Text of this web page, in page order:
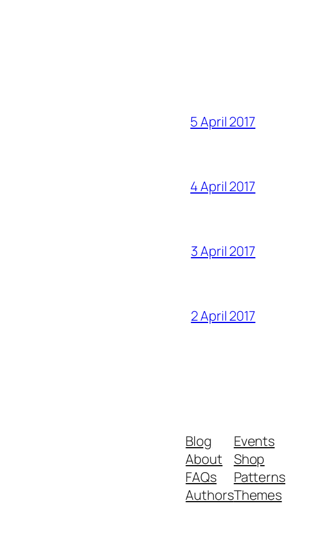
5 April 2017
4 April 2017
3 April 2017
2 April 2017
Blog
About
FAQs
Authors
Events
Shop
Patterns
Themes